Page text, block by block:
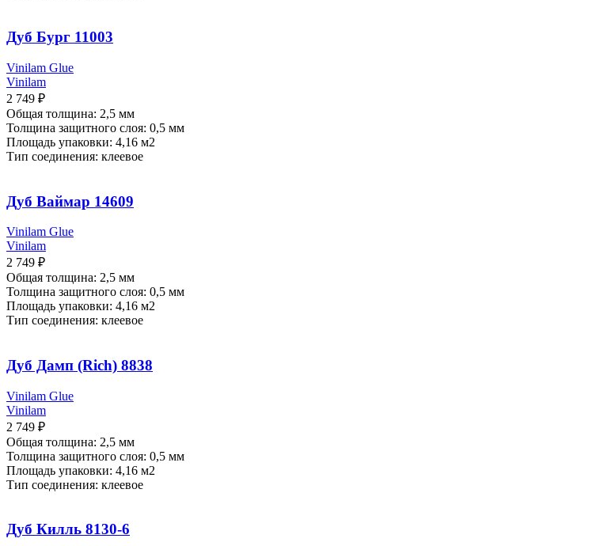
Дуб Бург 11003
Vinilam Glue
Vinilam
2 749 ₽
Общая толщина: 2,5 мм
Толщина защитного слоя: 0,5 мм
Площадь упаковки: 4,16 м2
Тип соединения: клеевое
Дуб Ваймар 14609
Vinilam Glue
Vinilam
2 749 ₽
Общая толщина: 2,5 мм
Толщина защитного слоя: 0,5 мм
Площадь упаковки: 4,16 м2
Тип соединения: клеевое
Дуб Дамп (Rich) 8838
Vinilam Glue
Vinilam
2 749 ₽
Общая толщина: 2,5 мм
Толщина защитного слоя: 0,5 мм
Площадь упаковки: 4,16 м2
Тип соединения: клеевое
Дуб Килль 8130-6